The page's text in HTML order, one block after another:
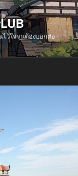
ใจจนต้องบอกต่อ